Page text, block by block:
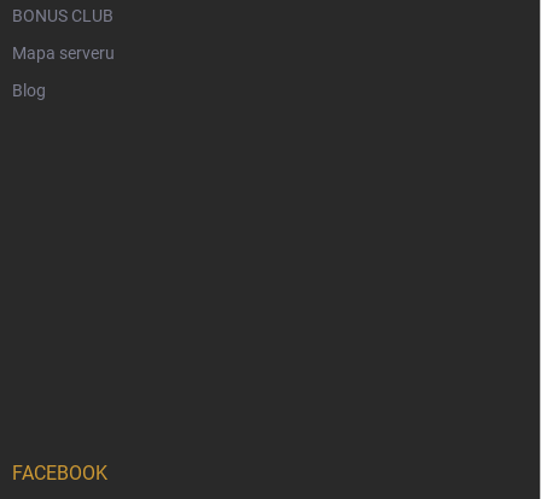
BONUS CLUB
Mapa serveru
Blog
FACEBOOK